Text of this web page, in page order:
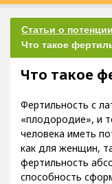
Статьи о потенции
Что такое
Что такое
Фертильность с
«плодородие», и
человека иметь
как для женщин,
фертильность
способность